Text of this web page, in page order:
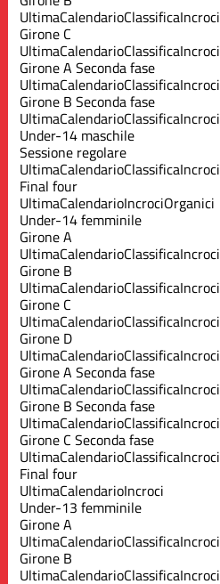
UltimaCalendarioClassificaIncroci
Girone C
UltimaCalendarioClassificaIncroci
Girone A Seconda fase
UltimaCalendarioClassificaIncroci
Girone B Seconda fase
UltimaCalendarioClassificaIncroci
Under-14 maschile
Sessione regolare
UltimaCalendarioClassificaIncroci
Final four
UltimaCalendarioIncrociOrganici
Under-14 femminile
Girone A
UltimaCalendarioClassificaIncroci
Girone B
UltimaCalendarioClassificaIncroci
Girone C
UltimaCalendarioClassificaIncroci
Girone D
UltimaCalendarioClassificaIncroci
Girone A Seconda fase
UltimaCalendarioClassificaIncroci
Girone B Seconda fase
UltimaCalendarioClassificaIncroci
Girone C Seconda fase
UltimaCalendarioClassificaIncroci
Final four
UltimaCalendarioIncroci
Under-13 femminile
Girone A
UltimaCalendarioClassificaIncroci
Girone B
UltimaCalendarioClassificaIncroci